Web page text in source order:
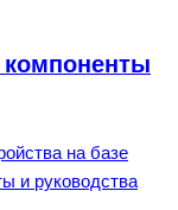
на базе
и руководства